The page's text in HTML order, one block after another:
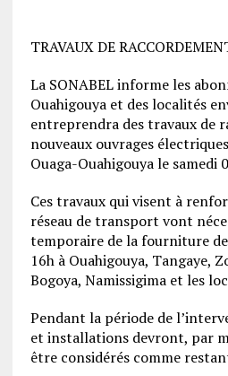
TRAVAUX DE
La SONABEL informe les
Ouahigouya et des localités
entreprendra des travaux de
nouveaux ouvrages
Ouaga-Ouahigouya le samedi
Ces travaux qui visent à
réseau de transport vont
temporaire de la fourniture
16h à Ouahigouya, Tangaye,
Bogoya, Namissigima et les
Pendant la période de
et installations devront, par
être considérés comme